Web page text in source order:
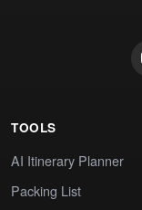
TOOLS
AI Itinerary Planner
Packing List